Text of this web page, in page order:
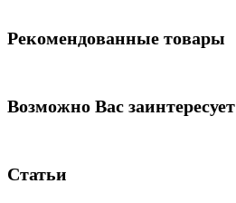
Рекомендованные товары
Возможно Вас заинтересует
Статьи